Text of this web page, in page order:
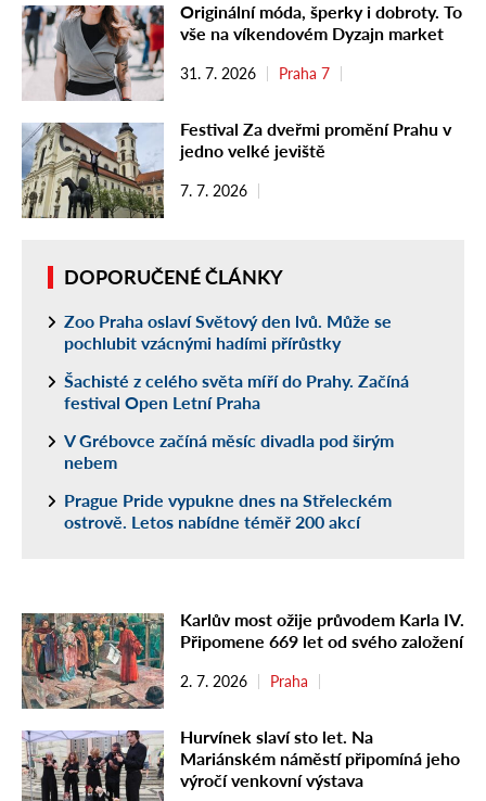
Originální móda, šperky i dobroty. To
vše na víkendovém Dyzajn market
31. 7. 2026 Praha 7
Festival Za dveřmi promění Prahu v
jedno velké jeviště
7. 7. 2026
DOPORUČENÉ ČLÁNKY
Zoo Praha oslaví Světový den lvů. Může se
pochlubit vzácnými hadími přírůstky
Šachisté z celého světa míří do Prahy. Začíná
festival Open Letní Praha
V Grébovce začíná měsíc divadla pod širým
nebem
Prague Pride vypukne dnes na Střeleckém
ostrově. Letos nabídne téměř 200 akcí
Karlův most ožije průvodem Karla IV.
Připomene 669 let od svého založení
2. 7. 2026 Praha
Hurvínek slaví sto let. Na
Mariánském náměstí připomíná jeho
výročí venkovní výstava